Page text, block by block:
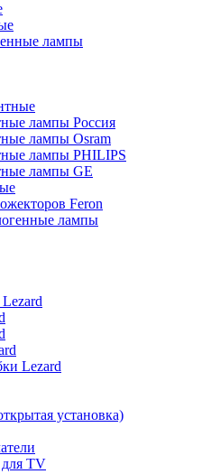
лампы
лампы Россия
лампы Osram
лампы PHILIPS
лампы GE
Feron
лампы
Lezard
установка)
для TV